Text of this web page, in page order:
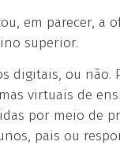
em parecer, a
superior.
digitais, ou não.
virtuais de
por meio de
pais ou